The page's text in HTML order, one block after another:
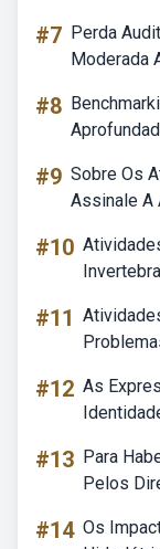
#7 Perda
Moderada
#8
#9 Sobre Os
Assinale A
#10
#11
#12 As
#13 Para
Pelos
#14 Os